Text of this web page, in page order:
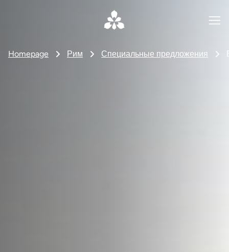
Homepage Рим Специальные предложения